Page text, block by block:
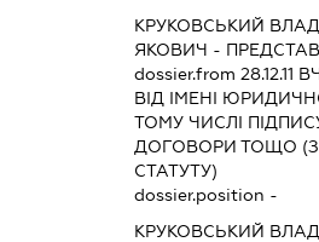
КРУКОВСЬКИЙ
ЯКОВИЧ -
dossier.from 28.12.11
ВІД ІМЕНІ
ТОМУ ЧИСЛІ
ДОГОВОРИ ТОЩО
СТАТУТУ)
dossier.position -
КРУКОВСЬКИЙ